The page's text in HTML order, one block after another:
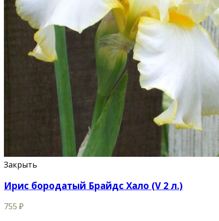
Закрыть
Ирис бородатый Брайдс Хало (V 2 л.)
755 ₽